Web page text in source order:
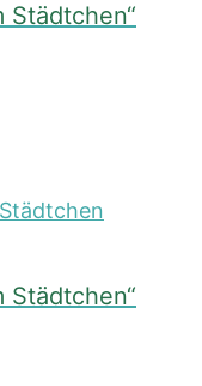
Städtchen“
Städtchen“